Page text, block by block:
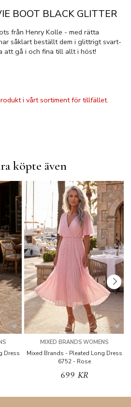
BOOT BLACK GLITTER
från Henry Kolle - med rätta
såklart beställt dem i glittrigt svart-
att gå i och fina till allt i höst!
i vårt sortiment för tillfället.
köpte även
Dress
MIXED BRANDS WOMENS
Mixed Brands - Pleated Long Dress
6752 - Rose
699 KR